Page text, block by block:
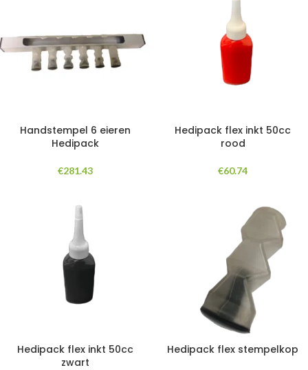
Handstempel 6 eieren
Hedipack
€281.43
Hedipack flex inkt 50cc
rood
€60.74
Hedipack flex inkt 50cc
zwart
Hedipack flex stempelkop